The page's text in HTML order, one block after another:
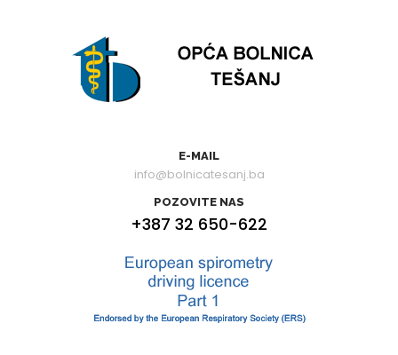
E-MAIL
info@bolnicatesanj.ba
POZOVITE NAS
+387 32 650-622